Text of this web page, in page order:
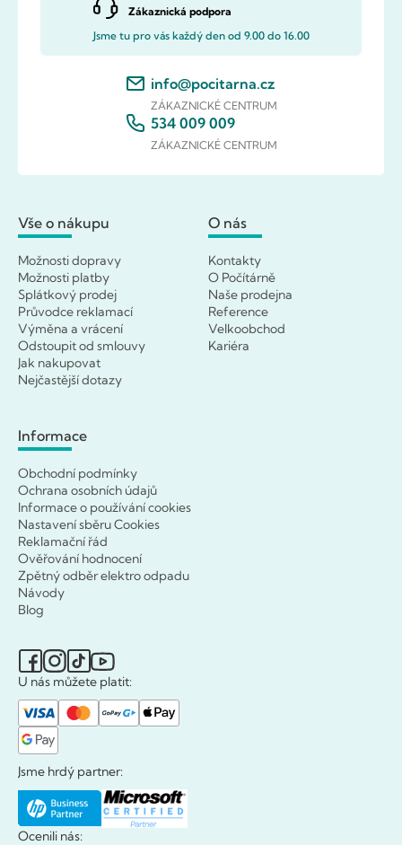
Zákaznická podpora
Jsme tu pro vás každý den od 9.00 do 16.00
info@pocitarna.cz
ZÁKAZNICKÉ CENTRUM
534 009 009
ZÁKAZNICKÉ CENTRUM
Vše o nákupu
Možnosti dopravy
Možnosti platby
Splátkový prodej
Průvodce reklamací
Výměna a vrácení
Odstoupit od smlouvy
Jak nakupovat
Nejčastější dotazy
O nás
Kontakty
O Počítárně
Naše prodejna
Reference
Velkoobchod
Kariéra
Informace
Obchodní podmínky
Ochrana osobních údajů
Informace o používání cookies
Nastavení sběru Cookies
Reklamační řád
Ověřování hodnocení
Zpětný odběr elektro odpadu
Návody
Blog
U nás můžete platit:
Jsme hrdý partner:
Ocenili nás: